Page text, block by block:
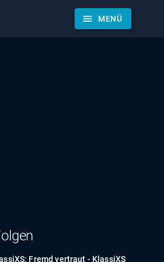
menu MENÜ
Fremd vertraut - KlassiXS